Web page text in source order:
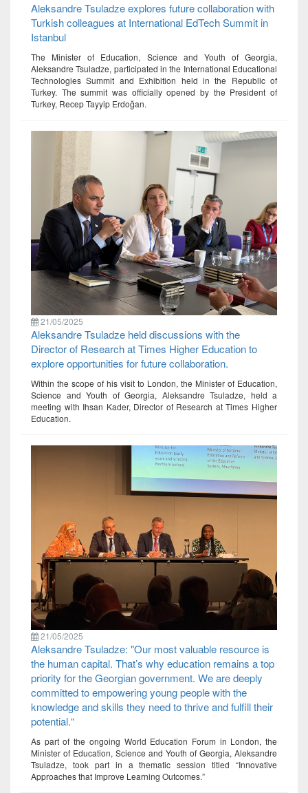
Aleksandre Tsuladze explores future collaboration with
Turkish colleagues at International EdTech Summit in
Istanbul
The Minister of Education, Science and Youth of Georgia,
Aleksandre Tsuladze, participated in the International Educational
Technologies Summit and Exhibition held in the Republic of
Turkey. The summit was officially opened by the President of
Turkey, Recep Tayyip Erdoğan.
21/05/2025
Aleksandre Tsuladze held discussions with the
Director of Research at Times Higher Education to
explore opportunities for future collaboration.
Within the scope of his visit to London, the Minister of Education,
Science and Youth of Georgia, Aleksandre Tsuladze, held a
meeting with Ihsan Kader, Director of Research at Times Higher
Education.
21/05/2025
Aleksandre Tsuladze: "Our most valuable resource is
the human capital. That’s why education remains a top
priority for the Georgian government. We are deeply
committed to empowering young people with the
knowledge and skills they need to thrive and fulfill their
potential.“
As part of the ongoing World Education Forum in London, the
Minister of Education, Science and Youth of Georgia, Aleksandre
Tsuladze, took part in a thematic session titled “Innovative
Approaches that Improve Learning Outcomes.”